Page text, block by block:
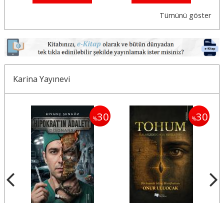
Tümünü göster
Karina Yayınevi
%30 %30